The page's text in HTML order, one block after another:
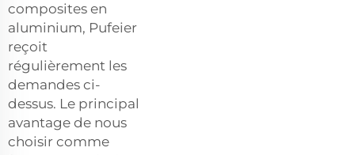
composites en
aluminium, Pufeier
reçoit
régulièrement les
demandes ci-
dessus. Le principal
avantage de nous
choisir comme